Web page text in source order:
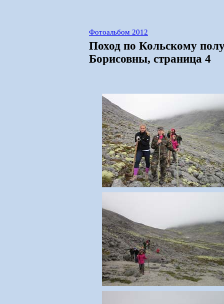
Фотоальбом 2012
Поход по Кольскому
Борисовны, страница 4